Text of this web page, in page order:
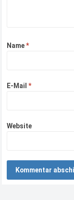
Name*
E-Mail*
Website